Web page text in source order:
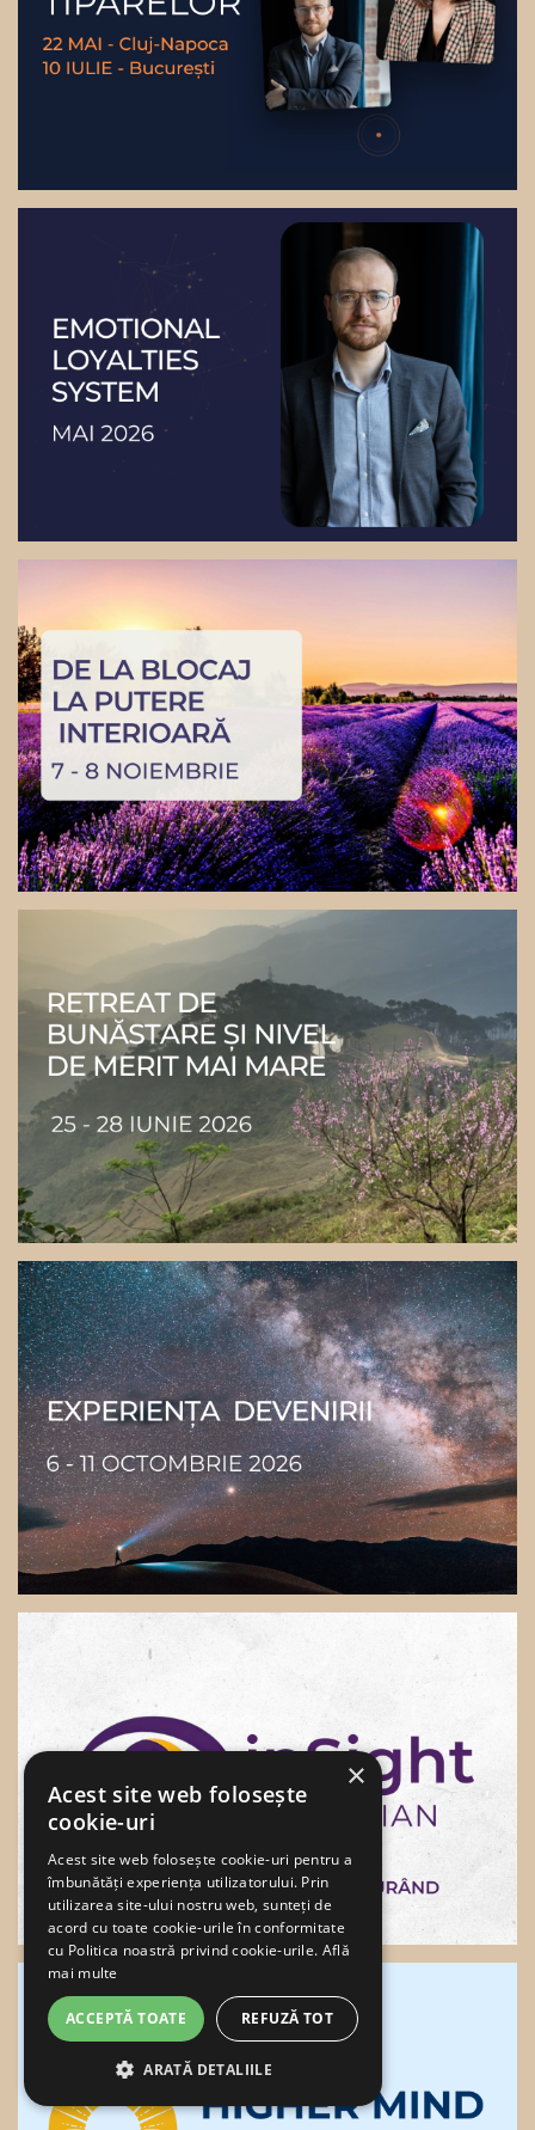
×
Acest site web folosește
cookie-uri
Acest site web folosește cookie-uri pentru a
îmbunătăți experiența utilizatorului. Prin
utilizarea site-ului nostru web, sunteți de
acord cu toate cookie-urile în conformitate
cu Politica noastră privind cookie-urile. Află
mai multe
ACCEPTĂ TOATE REFUZĂ TOT
ARATĂ DETALIILE